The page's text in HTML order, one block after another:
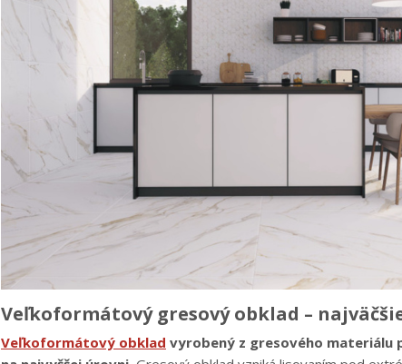
Veľkoformátový gresový obklad –
Veľkoformátový obklad vyrobený z gresového materiálu